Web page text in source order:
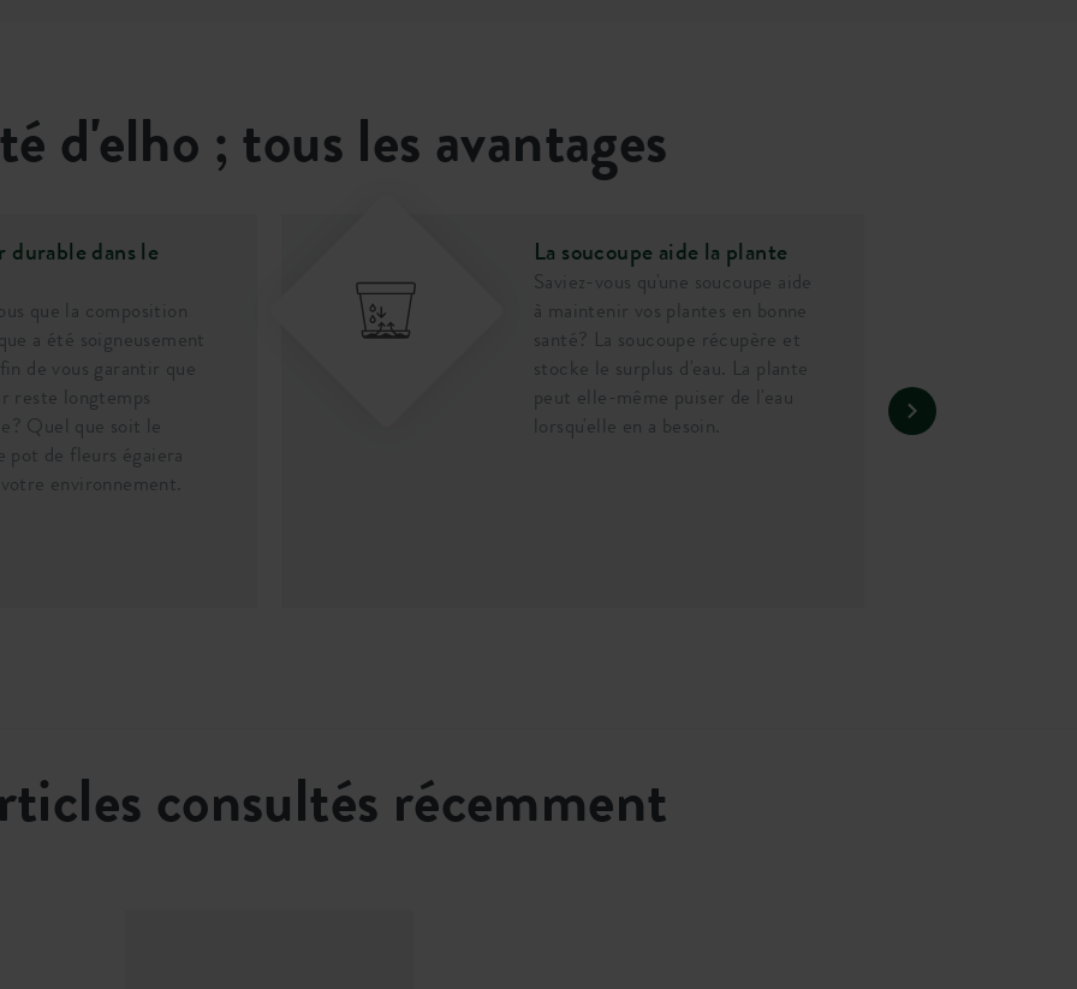
d'elho ; tous les avantages
durable dans le
que la composition
a été soigneusement
de vous garantir que
reste longtemps
Quel que soit le
pot de fleurs égaiera
environnement.
La soucoupe aide la plante
Saviez-vous qu'une soucoupe aide
à maintenir vos plantes en bonne
santé? La soucoupe récupère et
stocke le surplus d'eau. La plante
peut elle-même puiser de l'eau
lorsqu'elle en a besoin.
consultés récemment